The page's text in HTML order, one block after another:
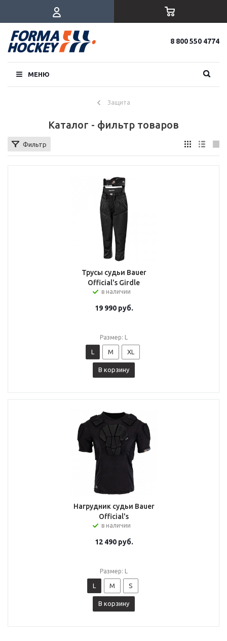
8 800 550 4774
МЕНЮ
Защита
Каталог - фильтр товаров
Фильтр
Трусы судьи Bauer
Official's Girdle
в наличии
19 990руб.
Размер: L
L M XL
В корзину
Нагрудник судьи Bauer
Official's
в наличии
12 490руб.
Размер: L
L M S
В корзину